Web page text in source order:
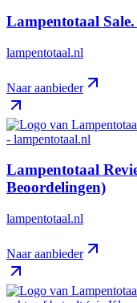
Lampentotaal
lampentotaal.nl
Naar aanbieder
Lampentotaal
Beoordelingen)
lampentotaal.nl
Naar aanbieder